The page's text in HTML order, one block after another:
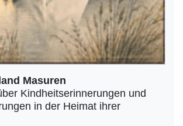
Masuren
Kindheitserinnerungen und
in der Heimat ihrer